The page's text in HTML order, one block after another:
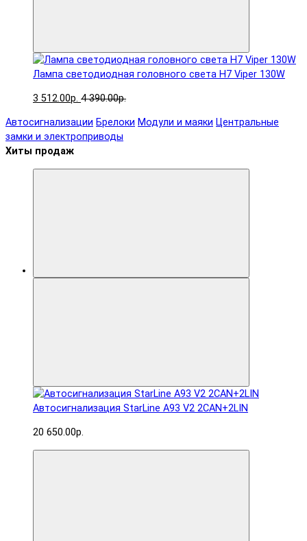
Лампа светодиодная головного света H7 Viper 130W
3 512.00р. 4 390.00р.
Автосигнализации Брелоки Модули и маяки Центральные
замки и электроприводы
Хиты продаж
Автосигнализация StarLine A93 V2 2CAN+2LIN
20 650.00р.